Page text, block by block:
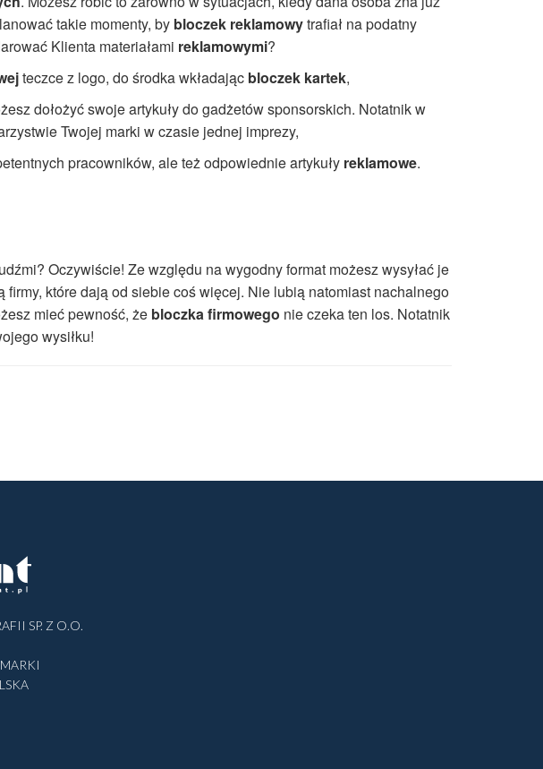
takie momenty, by bloczek reklamowytrafiał na podatny
Klienta materiałami reklamowymi?
teczce z logo, do środka wkładając bloczek kartek,
dołożyć swoje artykuły do gadżetów sponsorskich. Notatnik w
Twojej marki w czasie jednej imprezy,
pracowników, ale też odpowiednie artykuły reklamowe.
Oczywiście! Ze względu na wygodny format możesz wysyłać je
które dają od siebie coś więcej. Nie lubią natomiast nachalnego
mieć pewność, że bloczka firmowego nie czeka ten los. Notatnik
wysiłku!
SP. Z O.O.